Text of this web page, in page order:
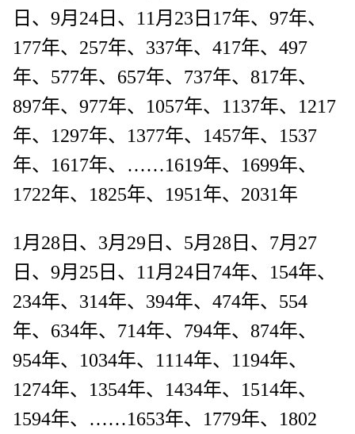
日、9月24日、11月23日17年、97年、
177年、257年、337年、417年、497
年、577年、657年、737年、817年、
897年、977年、1057年、1137年、1217
年、1297年、1377年、1457年、1537
年、1617年、……1619年、1699年、
1722年、1825年、1951年、2031年
1月28日、3月29日、5月28日、7月27
日、9月25日、11月24日74年、154年、
234年、314年、394年、474年、554
年、634年、714年、794年、874年、
954年、1034年、1114年、1194年、
1274年、1354年、1434年、1514年、
1594年、……1653年、1779年、1802